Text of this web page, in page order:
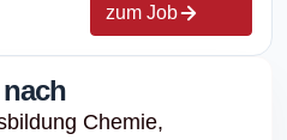
zum Job
Chemie,